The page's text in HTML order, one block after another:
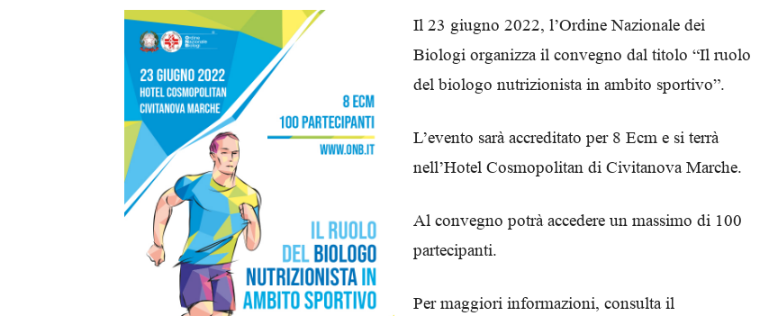
Ordini
Il 23 giugno 2022, l’Ordine Nazionale dei
Biologi organizza il convegno dal titolo “Il ruolo
del biologo nutrizionista in ambito sportivo”.
L’evento sarà accreditato per 8 Ecm e si terrà
nell’Hotel Cosmopolitan di Civitanova Marche.
Al convegno potrà accedere un massimo di 100
partecipanti.
Per maggiori informazioni, consulta il